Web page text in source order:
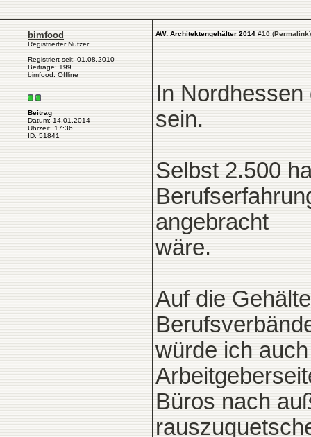
bimfood
Registrierter Nutzer
Registriert seit: 01.08.2010
Beiträge: 199
bimfood: Offline
Beitrag
Datum: 14.01.2014
Uhrzeit: 17:36
ID: 51841
AW: Architektengehälter 2014 #10 (Permalink)
In
sein.
Selbst 2.500
angebracht
wäre.
Auf die
würde ich
Büros nach